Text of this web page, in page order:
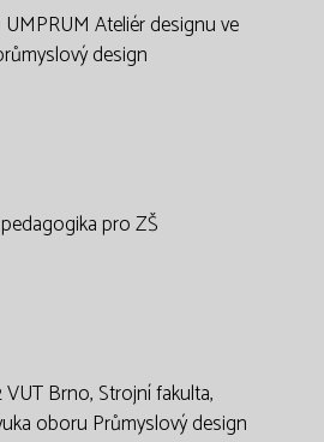
Ateliér designu ve
design
pro ZŠ
Brno, Strojní fakulta,
oboru Průmyslový design